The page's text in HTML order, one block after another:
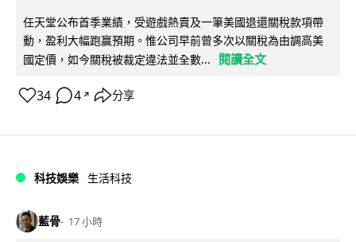
任天堂公布首季業績，受遊戲熱賣及一筆美國退還關稅款項帶
動，盈利大幅跑贏預期。惟公司早前曾多次以關稅為由調高美
國定價，如今關稅被裁定違法並全數...
閱讀全文
34 4 ↗ 分享
科技娛樂 生活科技
藍骨 17 小時